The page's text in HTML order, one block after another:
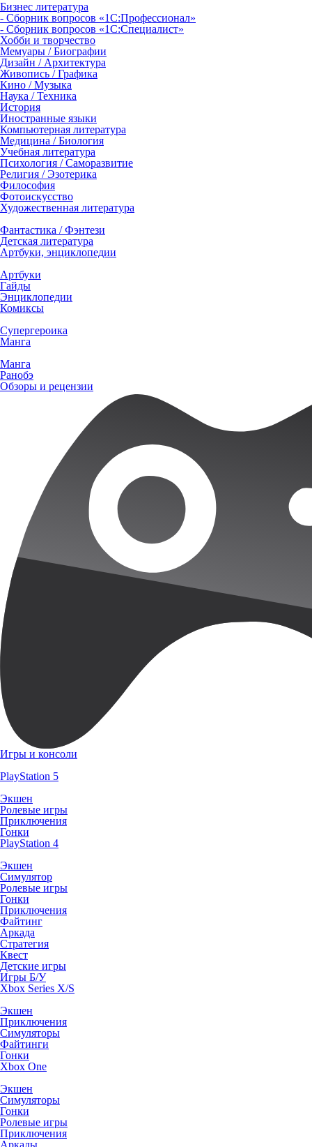
Бизнес литература
- Сборник вопросов «1С:Профессионал»
- Сборник вопросов «1С:Специалист»
Хобби и творчество
Мемуары / Биографии
Дизайн / Архитектура
Живопись / Графика
Кино / Музыка
Наука / Техника
История
Иностранные языки
Компьютерная литература
Медицина / Биология
Учебная литература
Психология / Саморазвитие
Религия / Эзотерика
Философия
Фотоискусство
Художественная литература
Фантастика / Фэнтези
Детская литература
Артбуки, энциклопедии
Артбуки
Гайды
Энциклопедии
Комиксы
Супергероика
Манга
Манга
Ранобэ
Обзоры и рецензии
Игры и консоли
PlayStation 5
Экшен
Ролевые игры
Приключения
Гонки
PlayStation 4
Экшен
Симулятор
Ролевые игры
Гонки
Приключения
Файтинг
Аркада
Стратегия
Квест
Детские игры
Игры Б/У
Xbox Series X/S
Экшен
Приключения
Симуляторы
Файтинги
Гонки
Xbox One
Экшен
Симуляторы
Гонки
Ролевые игры
Приключения
Аркады